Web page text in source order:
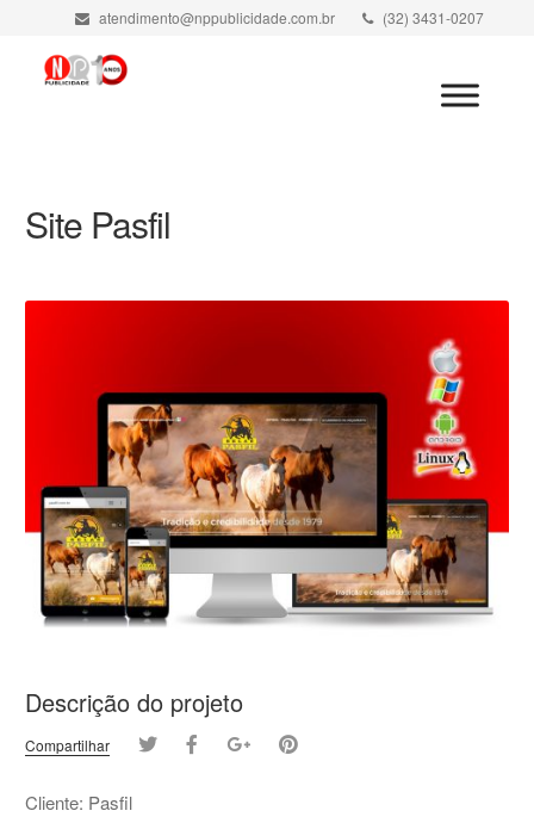
atendimento@nppublicidade.com.br
(32) 3431-0207
Site Pasfil
Descrição do projeto
Compartilhar
Cliente: Pasfil